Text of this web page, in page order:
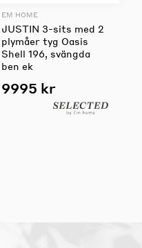
EM HOME
JUSTIN 3-sits med 2
plymåer tyg Oasis
Shell 196, svängda
ben ek
9995 kr